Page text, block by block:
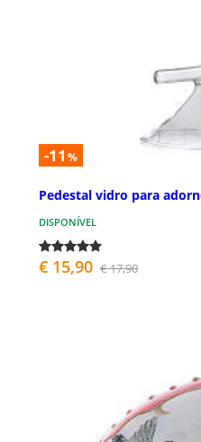
-11 %
Pedestal vidro para
DISPONÍVEL
€ 15,90 € 17,90